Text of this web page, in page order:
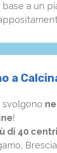
a un
a
svolgono
!
di 40